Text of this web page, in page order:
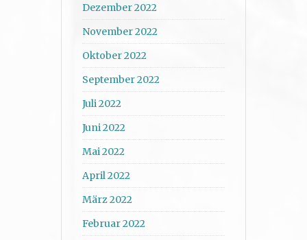
Dezember 2022
November 2022
Oktober 2022
September 2022
Juli 2022
Juni 2022
Mai 2022
April 2022
März 2022
Februar 2022